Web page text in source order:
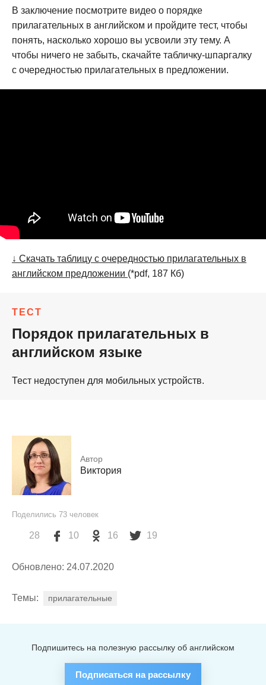
В заключение посмотрите видео о порядке
прилагательных в английском и пройдите тест, чтобы
понять, насколько хорошо вы усвоили эту тему. А
чтобы ничего не забыть, скачайте табличку-шпаргалку
с очередностью прилагательных в предложении.
↓ Скачать таблицу с очередностью прилагательных в
английском предложении (*pdf, 187 Кб)
ТЕСТ
Порядок прилагательных в
английском языке
Тест недоступен для мобильных устройств.
Автор
Виктория
Поделились 73 человек
28 10 16 19
Обновлено: 24.07.2020
Темы: прилагательные
Подпишитесь на полезную рассылку об английском
Подписаться на рассылку